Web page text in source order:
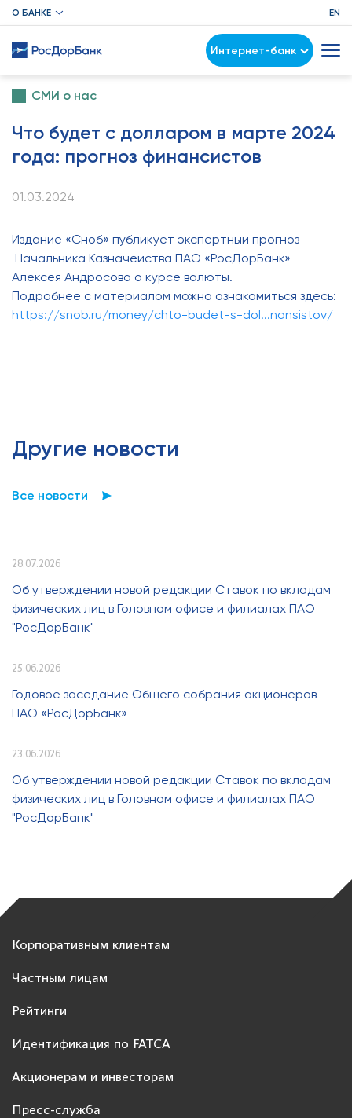
О БАНКЕ EN
Интернет-банк
СМИ о нас
Что будет с долларом в марте 2024
года: прогноз финансистов
01.03.2024
Издание «Сноб» публикует экспертный прогноз
Начальника Казначейства ПАО «РосДорБанк»
Алексея Андросова о курсе валюты.
Подробнее с материалом можно ознакомиться здесь:
https://snob.ru/money/chto-budet-s-dol...nansistov/
Другие новости
Все новости
28.07.2026
Об утверждении новой редакции Ставок по вкладам
физических лиц в Головном офисе и филиалах ПАО
"РосДорБанк"
25.06.2026
Годовое заседание Общего собрания акционеров
ПАО «РосДорБанк»
23.06.2026
Об утверждении новой редакции Ставок по вкладам
физических лиц в Головном офисе и филиалах ПАО
"РосДорБанк"
Корпоративным клиентам
Частным лицам
Рейтинги
Идентификация по FATCA
Акционерам и инвесторам
Пресс-служба